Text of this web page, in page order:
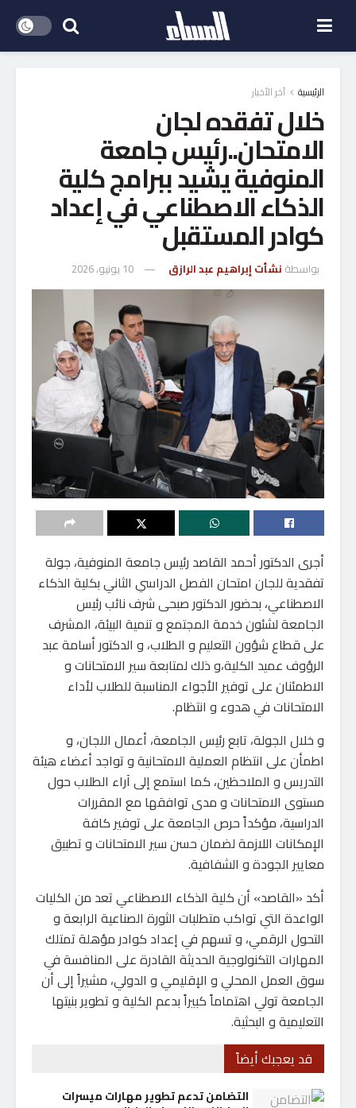
الرئيسية آخر الأخبار
خلال تفقده لجان
الامتحان..رئيس جامعة
المنوفية يشيد ببرامج كلية
الذكاء الاصطناعي في إعداد
كوادر المستقبل
بواسطة نشأت إبراهيم عبد الرازق 10 يونيو، 2026
أجرى الدكتور أحمد القاصد رئيس جامعة المنوفية، جولة
تفقدية للجان امتحان الفصل الدراسي الثاني بكلية الذكاء
الاصطناعي، بحضور الدكتور صبحى شرف نائب رئيس
الجامعة لشئون خدمة المجتمع و تنمية البيئة، المشرف
على قطاع شؤون التعليم و الطلاب، و الدكتور أسامة عبد
الرؤوف عميد الكلية،و ذلك لمتابعة سير الامتحانات و
الاطمئنان على توفير الأجواء المناسبة للطلاب لأداء
الامتحانات في هدوء و انتظام.
و خلال الجولة، تابع رئيس الجامعة، أعمال اللجان، و
اطمأن على انتظام العملية الامتحانية و تواجد أعضاء هيئة
التدريس و الملاحظين، كما استمع إلى آراء الطلاب حول
مستوى الامتحانات و مدى توافقها مع المقررات
الدراسية، مؤكداً حرص الجامعة على توفير كافة
الإمكانات اللازمة لضمان حسن سير الامتحانات و تطبيق
معايير الجودة و الشفافية.
أكد «القاصد» أن كلية الذكاء الاصطناعي تعد من الكليات
الواعدة التي تواكب متطلبات الثورة الصناعية الرابعة و
التحول الرقمي، و تسهم في إعداد كوادر مؤهلة تمتلك
المهارات التكنولوجية الحديثة القادرة على المنافسة في
سوق العمل المحلي و الإقليمي و الدولي، مشيراً إلى أن
الجامعة تولي اهتماماً كبيراً بدعم الكلية و تطوير بنيتها
التعليمية و البحثية.
قد يعجبك أيضاً
التضامن تدعم تطوير مهارات ميسرات